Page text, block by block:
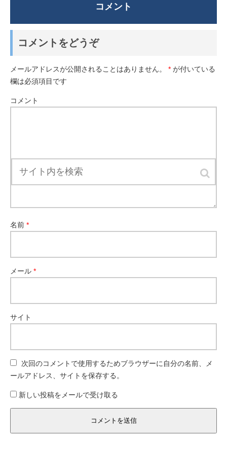
コメント
コメントをどうぞ
メールアドレスが公開されることはありません。 * が付いている
欄は必須項目です
コメント
名前 *
メール *
サイト
次回のコメントで使用するためブラウザーに自分の名前、メ
ールアドレス、サイトを保存する。
新しい投稿をメールで受け取る